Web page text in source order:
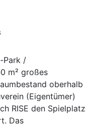
Park /
m² großes
oberhalb
(Eigentümer)
RISE den Spielplatz
Das